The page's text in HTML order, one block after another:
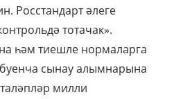
Росстандарт әлеге
тотачак».
һәм тиешле нормаларга
сынау алымнарына
милли